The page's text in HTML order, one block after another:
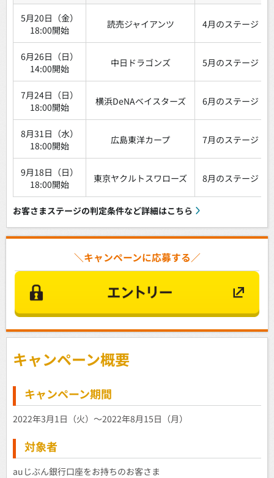
5月20日（金）
18:00開始
読売ジャイアンツ 4月のステージ
6月26日（日）
14:00開始
中日ドラゴンズ 5月のステージ
7月24日（日）
18:00開始
横浜DeNAベイスターズ 6月のステージ
8月31日（水）
18:00開始
広島東洋カープ 7月のステージ
9月18日（日）
18:00開始
東京ヤクルトスワローズ 8月のステージ
お客さまステージの判定条件など詳細はこちら
＼キャンペーンに応募する／
キャンペーン概要
キャンペーン期間
2022年3月1日（火）～2022年8月15日（月）
対象者
auじぶん銀行口座をお持ちのお客さま